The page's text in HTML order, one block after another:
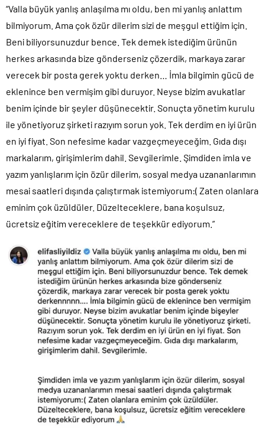
“Valla büyük yanlış anlaşılma mı oldu, ben mi yanlış anlattım
bilmiyorum. Ama çok özür dilerim sizi de meşgul ettiğim için.
Beni biliyorsunuzdur bence. Tek demek istediğim ürünün
herkes arkasında bize gönderseniz çözerdik, markaya zarar
verecek bir posta gerek yoktu derken… İmla bilgimin gücü de
eklenince ben vermişim gibi duruyor. Neyse bizim avukatlar
benim içinde bir şeyler düşünecektir. Sonuçta yönetim kurulu
ile yönetiyoruz şirketi razıyım sorun yok. Tek derdim en iyi ürün
en iyi fiyat. Son nefesime kadar vazgeçmeyeceğim. Gıda dışı
markalarım, girişimlerim dahil. Sevgilerimle. Şimdiden imla ve
yazım yanlışlarım için özür dilerim, sosyal medya uzananlarımın
mesai saatleri dışında çalıştırmak istemiyorum:( Zaten olanlara
eminim çok üzüldüler. Düzelteceklere, bana koşulsuz,
ücretsiz eğitim vereceklere de teşekkür ediyorum.”